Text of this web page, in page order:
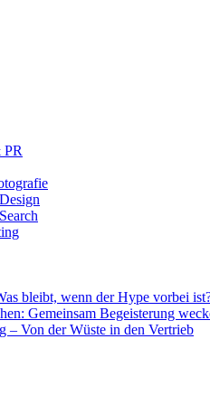
PR
bleibt, wenn der Hype vorbei
Gemeinsam Begeisterung
– Von der Wüste in den Vertrieb